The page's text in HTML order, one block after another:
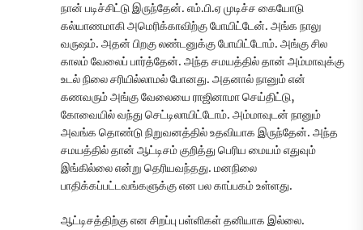
நான் படிச்சிட்டு இருந்தேன். எம்.பி.ஏ முடிச்ச கையோடு
கல்யாணமாகி அமெரிக்காவிற்கு போயிட்டேன். அங்க நாலு
வருஷம். அதன் பிறகு லண்டனுக்கு போயிட்டோம். அங்கு சில
காலம் வேலைப் பார்த்தேன். அந்த சமயத்தில் தான் அம்மாவுக்கு
உடல் நிலை சரியில்லாமல் போனது. அதனால் நானும் என்
கணவரும் அங்கு வேலையை ராஜினாமா செய்திட்டு,
கோவையில் வந்து செட்டிலாயிட்டோம். அம்மாவுடன் நானும்
அவங்க தொண்டு நிறுவனத்தில் உதவியாக இருந்தேன். அந்த
சமயத்தில் தான் ஆட்டிசம் குறித்து பெரிய மையம் எதுவும்
இங்கில்லை என்று தெரியவந்தது. மனநிலை
பாதிக்கப்பட்டவங்களுக்கு என பல காப்பகம் உள்ளது.
ஆட்டிசத்திற்கு என சிறப்பு பள்ளிகள் தனியாக இல்லை.